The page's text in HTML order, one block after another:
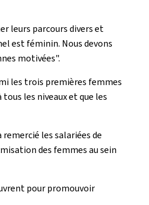
leurs parcours divers et
est féminin. Nous devons
motivées".
les trois premières femmes
les niveaux et que les
les salariées de
des femmes au sein
pour promouvoir